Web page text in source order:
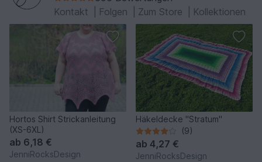
Kontakt
Folgen Zum Store Kollektionen
Hortos Shirt Strickanleitung
(XS-6XL)
ab 6,18 €
JenniRocksDesign
Häkeldecke "Stratum"
(9)
ab 4,27 €
JenniRocksDesign